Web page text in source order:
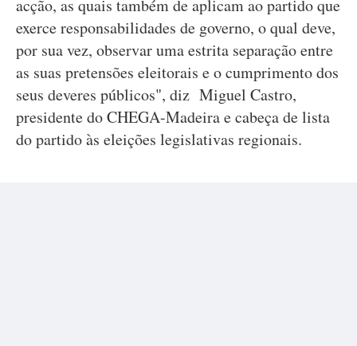
acção, as quais também de aplicam ao partido que
exerce responsabilidades de governo, o qual deve,
por sua vez, observar uma estrita separação entre
as suas pretensões eleitorais e o cumprimento dos
seus deveres públicos", diz Miguel Castro,
presidente do CHEGA-Madeira e cabeça de lista
do partido às eleições legislativas regionais.